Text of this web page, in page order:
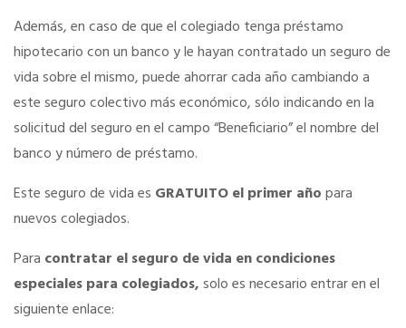
Ahorra en carburantes
Portal de Empleo
VENTAJAS EN SEGUROS
Formación gratuita
Servicios financieros
Además, en caso de que el colegiado tenga préstamo
hipotecario con un banco y le hayan contratado un seguro de
vida sobre el mismo, puede ahorrar cada año cambiando a
este seguro colectivo más económico, sólo indicando en la
solicitud del seguro en el campo “Beneficiario” el nombre del
banco y número de préstamo.
Este seguro de vida es GRATUITO el primer añopara
nuevos colegiados.
Para contratar el seguro de vida en condiciones
especiales para colegiados,solo es necesario entrar en el
siguiente enlace: